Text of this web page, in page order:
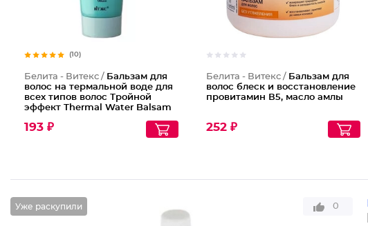
(10)
Белита - Витекс / Бальзам для
волос на термальной воде для
всех типов волос Тройной
эффект Thermal Water Balsam
193 ₽
Белита - Витекс / Бальзам для
волос блеск и восстановление
провитамин В5, масло амлы
252 ₽
Уже раскупили 0